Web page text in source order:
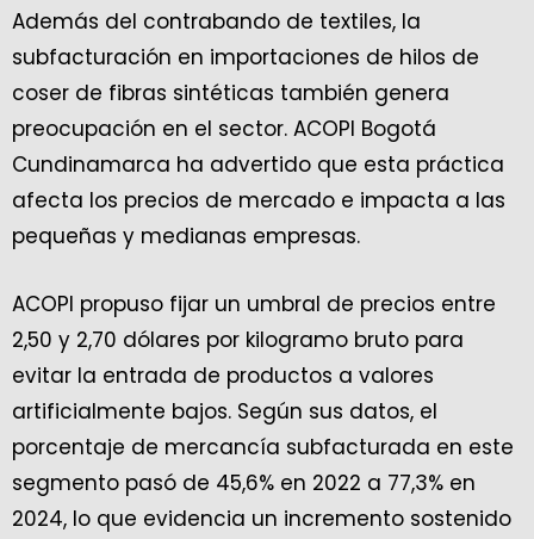
Además del contrabando de textiles, la
subfacturación en importaciones de hilos de
coser de fibras sintéticas también genera
preocupación en el sector. ACOPI Bogotá
Cundinamarca ha advertido que esta práctica
afecta los precios de mercado e impacta a las
pequeñas y medianas empresas.
ACOPI propuso fijar un umbral de precios entre
2,50 y 2,70 dólares por kilogramo bruto para
evitar la entrada de productos a valores
artificialmente bajos. Según sus datos, el
porcentaje de mercancía subfacturada en este
segmento pasó de 45,6% en 2022 a 77,3% en
2024, lo que evidencia un incremento sostenido